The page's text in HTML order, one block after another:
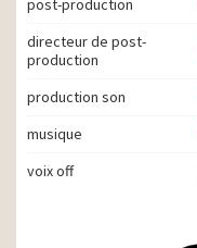
post-production
directeur de post-
production
production son
musique
voix off